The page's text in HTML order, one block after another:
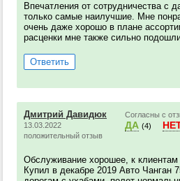
Впечатления от сотрудничества с
только самые наилучшие. Мне
очень даже хорошо в плане
расценки мне также сильно
Ответить
Дмитрий Давидюк
13.03.2022
положительный отзыв
Согласны с
ДА (4)
Обслуживание хорошее, к
Купил в декабре 2019 Авто Чанган